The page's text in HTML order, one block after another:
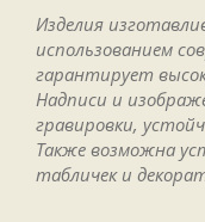
Изделия
использованием
гарантирует
Надписи и
гравировки,
Также возможна
табличек и